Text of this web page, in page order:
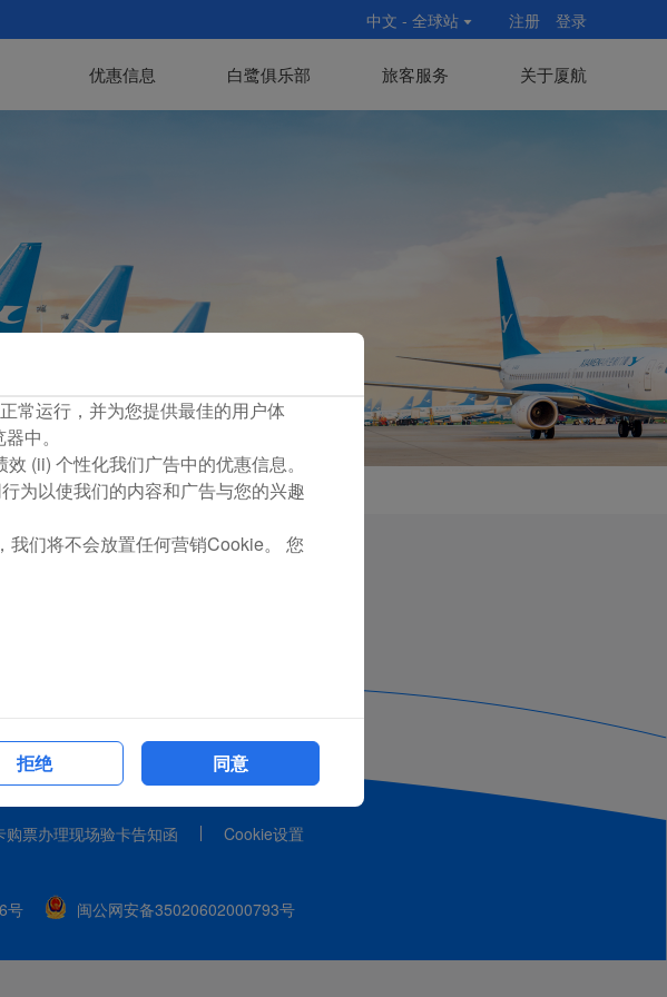
中文 - 全球站 注册 登录
优惠信息 白鹭俱乐部 旅客服务 关于厦航
购票办理现场验卡告知函 Cookie设置
号 闽公网安备35020602000793号
常运行，并为您提供最佳的用户体
中。
(ii) 个性化我们广告中的优惠信息。
为以使我们的内容和广告与您的兴趣
我们将不会放置任何营销Cookie。 您
拒绝 同意